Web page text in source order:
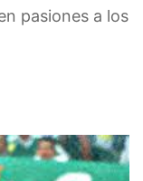
pasiones a los